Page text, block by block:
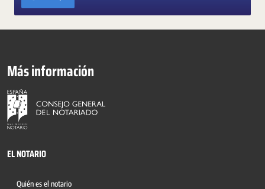
Más información
EL NOTARIO
Quién es el notario